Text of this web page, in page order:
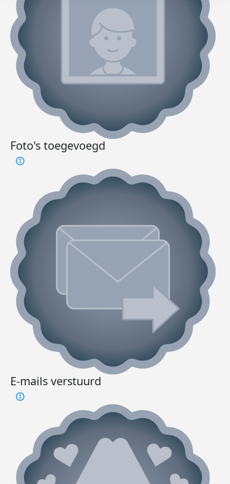
Foto's toegevoegd
E-mails verstuurd